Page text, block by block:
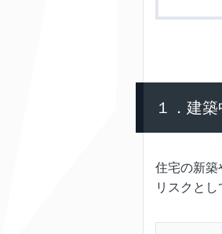
１．建
住宅の新築
リスクとし